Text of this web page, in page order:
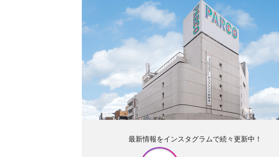
最新情報をインスタグラムで続々更新中！